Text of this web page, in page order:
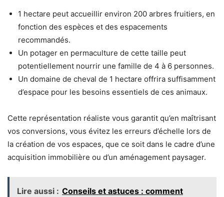
1 hectare peut accueillir environ 200 arbres fruitiers, en
fonction des espèces et des espacements
recommandés.
Un potager en permaculture de cette taille peut
potentiellement nourrir une famille de 4 à 6 personnes.
Un domaine de cheval de 1 hectare offrira suffisamment
d’espace pour les besoins essentiels de ces animaux.
Cette représentation réaliste vous garantit qu’en maîtrisant
vos conversions, vous évitez les erreurs d’échelle lors de
la création de vos espaces, que ce soit dans le cadre d’une
acquisition immobilière ou d’un aménagement paysager.
Lire aussi : Conseils et astuces : comment